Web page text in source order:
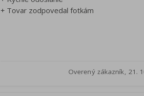
+ Tovar zodpovedal fotkám
Overený zákazník, 21.